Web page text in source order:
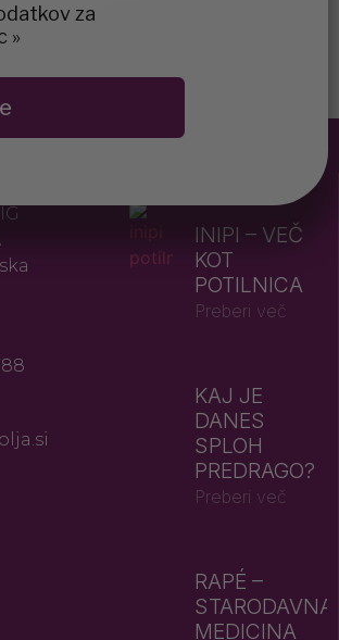
za
»
INIPI – VEČ
KOT
POTILNICA
Preberi več
KAJ JE
DANES
SPLOH
PREDRAGO?
Preberi več
RAPÉ –
STARODAVNA
MEDICINA